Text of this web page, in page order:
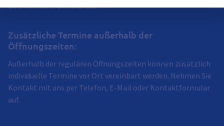
oder Kontaktformular auf.
Zusätzliche Termine außerhalb der
Öffnungszeiten:
Außerhalb der regulären Öffnungszeiten können zusätzlich
individuelle Termine vor Ort vereinbart werden. Nehmen Sie
Kontakt mit uns per Telefon, E-Mail oder Kontaktformular
auf.